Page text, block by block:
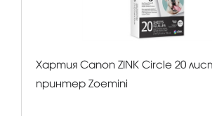
Хартия Canon ZINK Circle 20
принтер Zoemini